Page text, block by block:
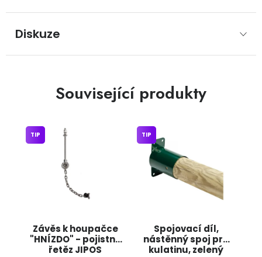
Diskuze
Související produkty
Závěs k houpačce
"HNÍZDO" - pojistný
řetěz JIPOS
TIP
Spojovací díl,
nástěnný spoj pro
kulatinu, zelený
TIP